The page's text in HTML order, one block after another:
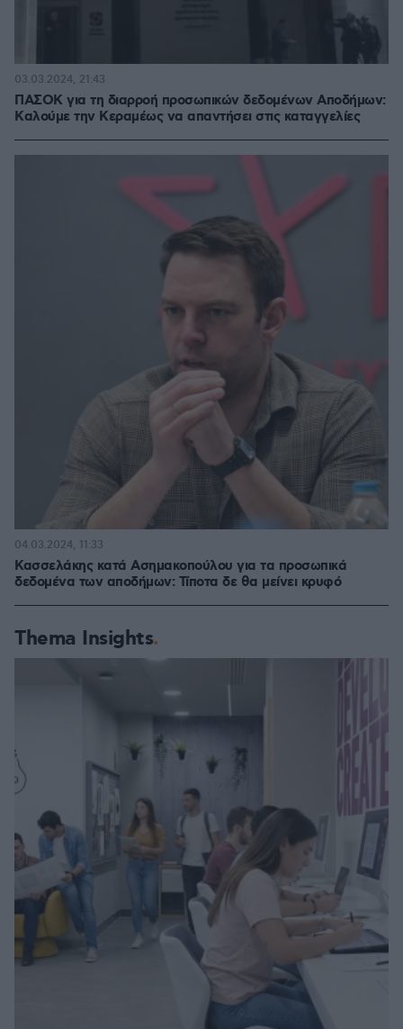
ΠΑΣΟΚ για τη διαρροή προσωπικών δεδομένων Αποδήμων:
Kαλούμε την Κεραμέως να απαντήσει στις καταγγελίες
03.03.2024, 21:43
Κασσελάκης κατά Ασημακοπούλου για τα προσωπικά
δεδομένα των αποδήμων: Τίποτα δε θα μείνει κρυφό
04.03.2024, 11:33
Thema Insights